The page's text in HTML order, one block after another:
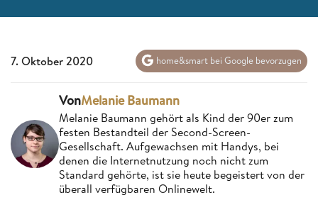
7. Oktober 2020 home&smart bei Google bevorzugen
VonMelanie Baumann
Melanie Baumann gehört als Kind der 90er zum
festen Bestandteil der Second-Screen-
Gesellschaft. Aufgewachsen mit Handys, bei
denen die Internetnutzung noch nicht zum
Standard gehörte, ist sie heute begeistert von der
überall verfügbaren Onlinewelt.